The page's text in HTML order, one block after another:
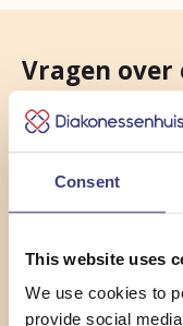
Consent
This website uses
We use cookies to
provide social
Heb je
mailen naar
gebruiken we
begeleiden, en
Lijkt het je
lopen? Meld
de Hogeschool.
Hogeschool
plekken aan
Wil jij bij
Vragen over
Je mag ons altijd
informatie.